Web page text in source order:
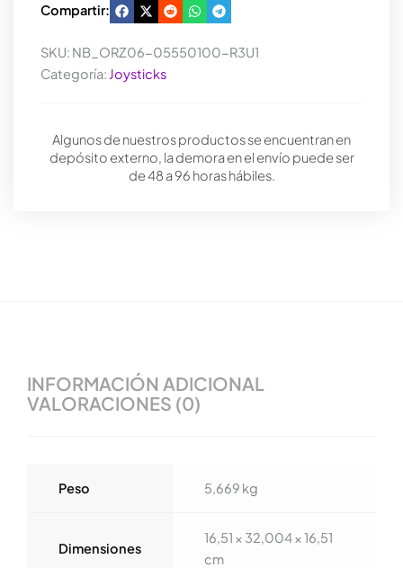
Compartir:
SKU: NB_ORZ06-05550100-R3U1
Categoría: Joysticks
Algunos de nuestros productos se encuentran en
depósito externo, la demora en el envío puede ser
de 48 a 96 horas hábiles.
INFORMACIÓN ADICIONAL
VALORACIONES (0)
Peso 5,669 kg
Dimensiones
16,51 × 32,004 × 16,51
cm